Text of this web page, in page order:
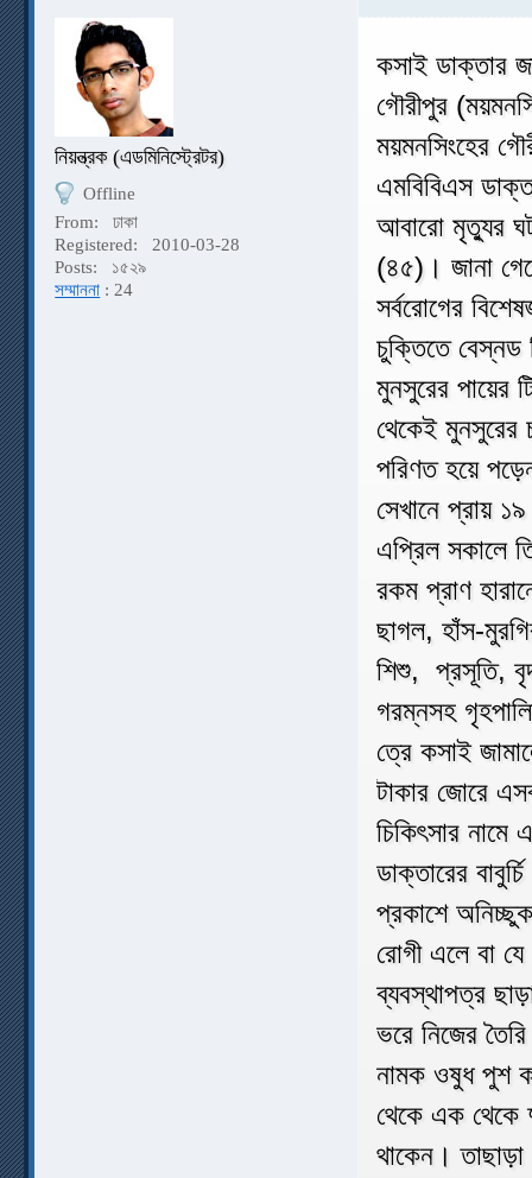
নিয়ন্ত্রক (এডমিনিস্ট্রেটর)
Offline
From:
ঢাকা
Registered:
2010-03-28
Posts:
১৫২৯
সম্মাননা : 24
কসাই ডাক্তার
গৌরীপুর
ময়মনসিংহের
এমবিবিএস
আবারো মৃত্যুর
(৪৫)। জানা
সর্বরোগের
চুক্তিতে বেস্নড
মুনসুরের পায়ের
থেকেই মুনসুরের
পরিণত হয়ে
সেখানে প্রায়
এপ্রিল সকালে
রকম প্রাণ
ছাগল, হাঁস-
শিশু, প্রসূতি,
গরম্নসহ
ত্রে কসাই
টাকার জোরে
চিকিৎসার নামে
ডাক্তারের
প্রকাশে
রোগী এলে বা
ব্যবস্থাপত্র
ভরে নিজের
নামক ওষুধ পুশ
থেকে এক থেকে
থাকেন। তাছাড়া